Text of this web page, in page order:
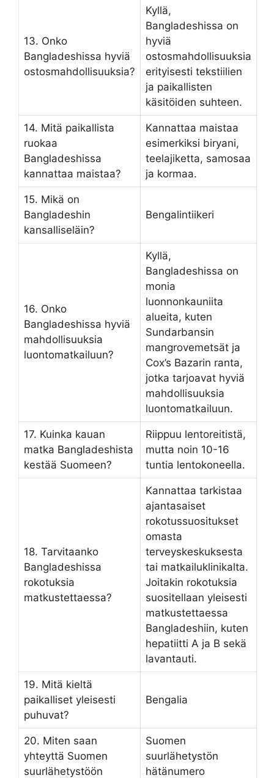
13. Onko
Bangladeshissa hyviä
ostosmahdollisuuksia?
Kyllä,
Bangladeshissa on
hyviä
ostosmahdollisuuksia
erityisesti tekstiilien
ja paikallisten
käsitöiden suhteen.
14. Mitä paikallista
ruokaa
Bangladeshissa
kannattaa maistaa?
Kannattaa maistaa
esimerkiksi biryani,
teelajiketta, samosaa
ja kormaa.
15. Mikä on
Bangladeshin
kansalliseläin?
Bengalintiikeri
16. Onko
Bangladeshissa hyviä
mahdollisuuksia
luontomatkailuun?
Kyllä,
Bangladeshissa on
monia
luonnonkauniita
alueita, kuten
Sundarbansin
mangrovemetsät ja
Cox’s Bazarin ranta,
jotka tarjoavat hyviä
mahdollisuuksia
luontomatkailuun.
17. Kuinka kauan
matka Bangladeshista
kestää Suomeen?
Riippuu lentoreitistä,
mutta noin 10-16
tuntia lentokoneella.
18. Tarvitaanko
Bangladeshissa
rokotuksia
matkustettaessa?
Kannattaa tarkistaa
ajantasaiset
rokotussuositukset
omasta
terveyskeskuksesta
tai matkailuklinikalta.
Joitakin rokotuksia
suositellaan yleisesti
matkustettaessa
Bangladeshiin, kuten
hepatiitti A ja B sekä
lavantauti.
19. Mitä kieltä
paikalliset yleisesti
puhuvat?
Bengalia
20. Miten saan
yhteyttä Suomen
suurlähetystöön
Suomen
suurlähetystön
hätänumero